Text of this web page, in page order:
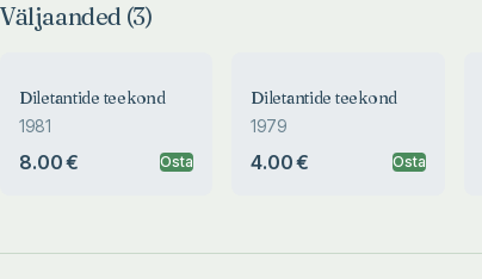
Väljaanded (3)
Diletantide teekond
1981
8.00 € Osta
Diletantide teekond
1979
4.00 € Osta